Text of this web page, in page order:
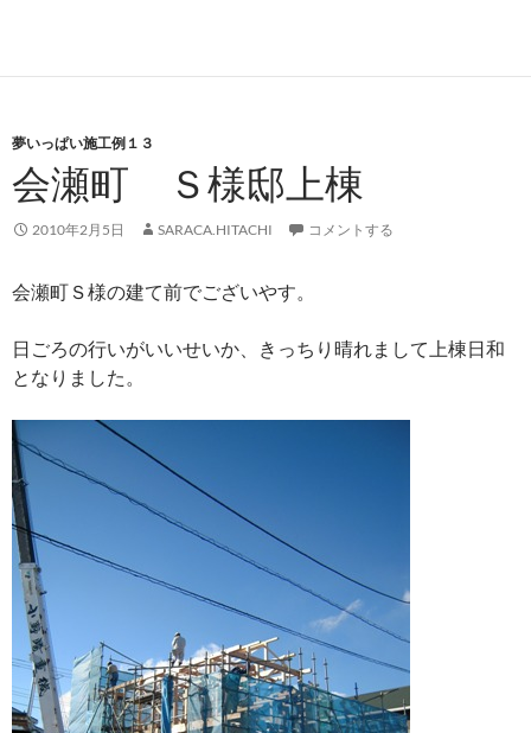
夢いっぱい施工例１３
会瀬町 Ｓ様邸上棟
2010年2月5日 SARACA.HITACHI コメントする
会瀬町Ｓ様の建て前でございやす。
日ごろの行いがいいせいか、きっちり晴れまして上棟日和
となりました。